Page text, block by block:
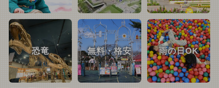
恐竜 無料・格安 雨の日OK